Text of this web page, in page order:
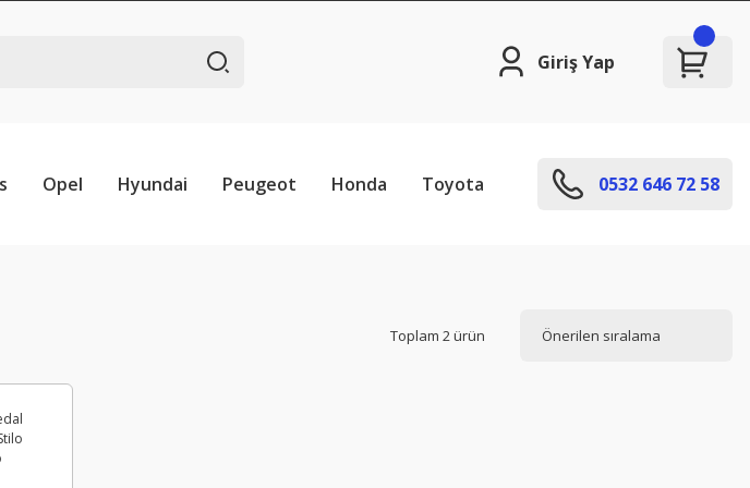
Giriş Yap
Opel Hyundai Peugeot Honda Toyota 0532 646 72 58
Toplam 2 ürün